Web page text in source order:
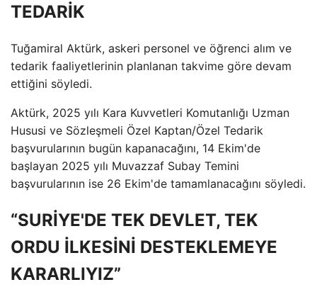
TEDARİK
Tuğamiral Aktürk, askeri personel ve öğrenci alım ve
tedarik faaliyetlerinin planlanan takvime göre devam
ettiğini söyledi.
Aktürk, 2025 yılı Kara Kuvvetleri Komutanlığı Uzman
Hususi ve Sözleşmeli Özel Kaptan/Özel Tedarik
başvurularının bugün kapanacağını, 14 Ekim'de
başlayan 2025 yılı Muvazzaf Subay Temini
başvurularının ise 26 Ekim'de tamamlanacağını söyledi.
“SURİYE'DE TEK DEVLET, TEK
ORDU İLKESİNİ DESTEKLEMEYE
KARARLIYIZ”